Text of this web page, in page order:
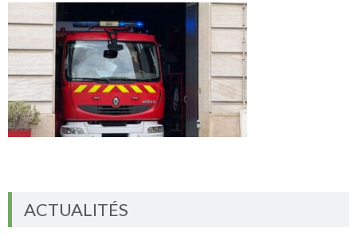
ACTUALITÉS